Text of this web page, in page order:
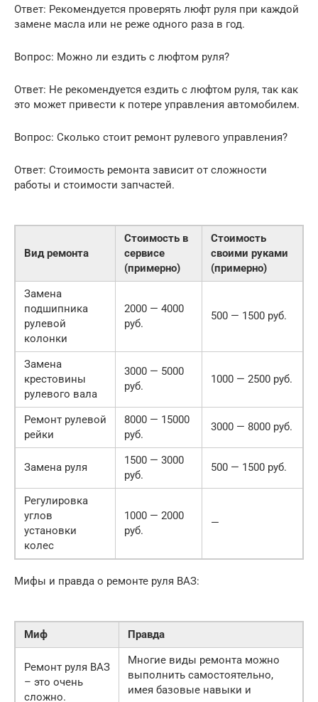
Ответ: Рекомендуется проверять люфт руля при каждой
замене масла или не реже одного раза в год.
Вопрос: Можно ли ездить с люфтом руля?
Ответ: Не рекомендуется ездить с люфтом руля, так как
это может привести к потере управления автомобилем.
Вопрос: Сколько стоит ремонт рулевого управления?
Ответ: Стоимость ремонта зависит от сложности
работы и стоимости запчастей.
Вид ремонта
Стоимость в
сервисе
(примерно)
Стоимость
своими руками
(примерно)
Замена
подшипника
рулевой
колонки
2000 — 4000
руб.
500 — 1500 руб.
Замена
крестовины
рулевого вала
3000 — 5000
руб.
1000 — 2500 руб.
Ремонт рулевой
рейки
8000 — 15000
руб.
3000 — 8000 руб.
Замена руля
1500 — 3000
руб.
500 — 1500 руб.
Регулировка
углов
установки
колес
1000 — 2000
руб.
—
Мифы и правда о ремонте руля ВАЗ:
Миф Правда
Ремонт руля ВАЗ
– это очень
сложно.
Многие виды ремонта можно
выполнить самостоятельно,
имея базовые навыки и